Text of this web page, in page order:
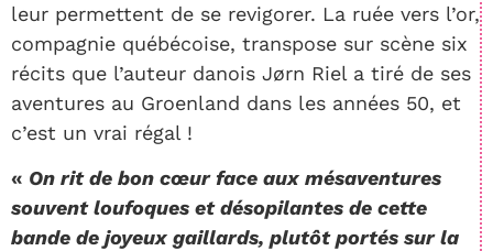
leur permettent de se revigorer. La ruée vers l’or,
compagnie québécoise, transpose sur scène six
récits que l’auteur danois Jørn Riel a tiré de ses
aventures au Groenland dans les années 50, et
c’est un vrai régal !
« On rit de bon cœur face aux mésaventures
souvent loufoques et désopilantes de cette
bande de joyeux gaillards, plutôt portés sur la